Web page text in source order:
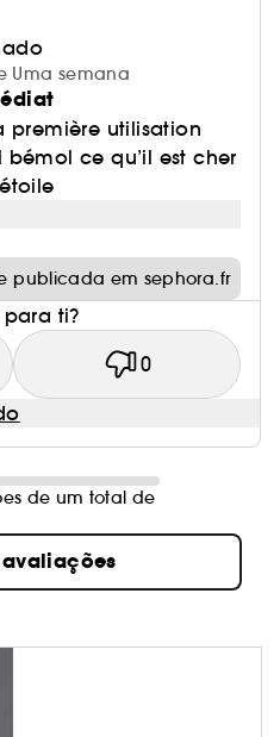
Uma semana
première utilisation
bémol ce qu’il est cher
publicada em sephora.fr
ti?
0
de um total de
avaliações